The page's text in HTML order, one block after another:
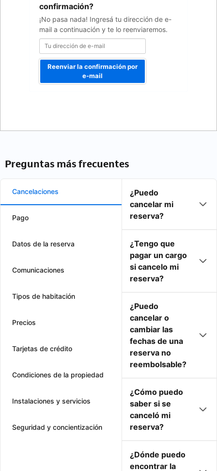
confirmación?
¡No pasa nada! Ingresá tu dirección de e-
mail a continuación y te lo reenviaremos.
Reenviar la confirmación por
e-mail
Preguntas más frecuentes
Cancelaciones
Pago
Datos de la reserva
Comunicaciones
Tipos de habitación
Precios
Tarjetas de crédito
Condiciones de la propiedad
Instalaciones y servicios
Seguridad y concientización
¿Puedo
cancelar mi
reserva?
¿Tengo que
pagar un cargo
si cancelo mi
reserva?
¿Puedo
cancelar o
cambiar las
fechas de una
reserva no
reembolsable?
¿Cómo puedo
saber si se
canceló mi
reserva?
¿Dónde puedo
encontrar la